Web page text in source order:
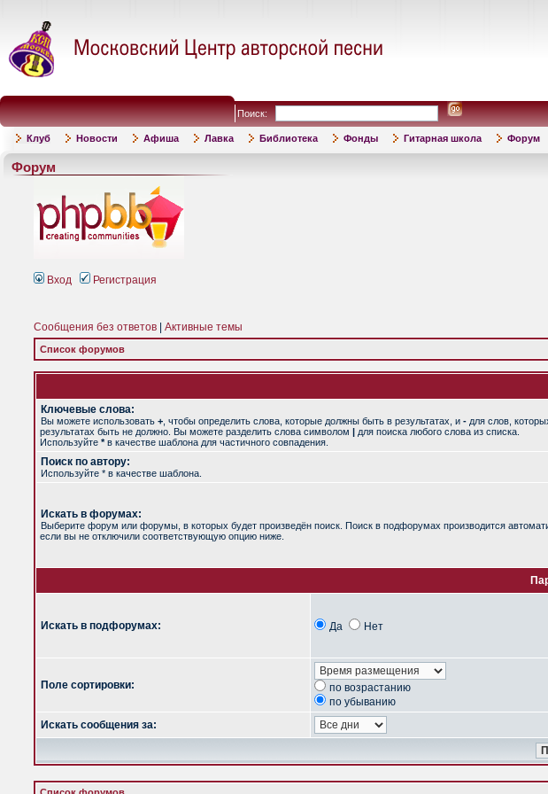
Поиск:
Клуб Новости Афиша Лавка Библиотека Фонды Гитарная школа Форум
Форум
Вход Регистрация
Сообщения без ответов Активные темы
Список форумов
Ключевые слова:
Вы можете использовать + , чтобы определить слова, которые должны быть в результатах, и - для слов,
результатах быть не должно. Вы можете разделить слова символом | для поиска любого слова из списка.
Используйте *в качестве шаблона для частичного совпадения.
Поиск по автору:
Используйте * в качестве шаблона.
Искать в форумах:
Выберите форум или форумы, в которых будет произведён поиск. Поиск в подфорумах производится
если вы не отключили соответствующую опцию ниже.
Искать в подфорумах: Да Нет
Поле сортировки:
по возрастанию
по убыванию
Искать сообщения за: